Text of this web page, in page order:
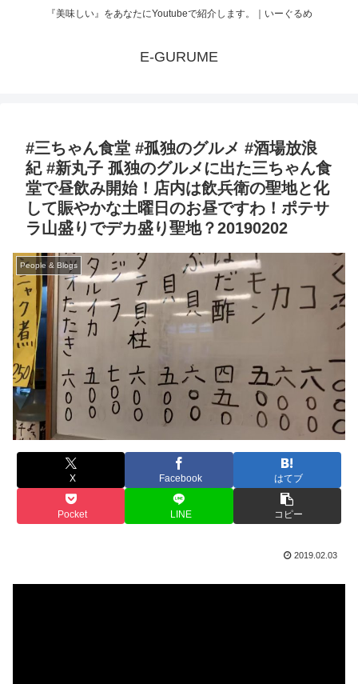
『美味しい』をあなたにYoutubeで紹介します。｜いーぐるめ
E-GURUME
#三ちゃん食堂 #孤独のグルメ #酒場放浪
紀 #新丸子 孤独のグルメに出た三ちゃん食
堂で昼飲み開始！店内は飲兵衛の聖地と化
して賑やかな土曜日のお昼ですわ！ポテサ
ラ山盛りでデカ盛り聖地？20190202
People & Blogs
X Facebook はてブ
Pocket LINE コピー
2019.02.03